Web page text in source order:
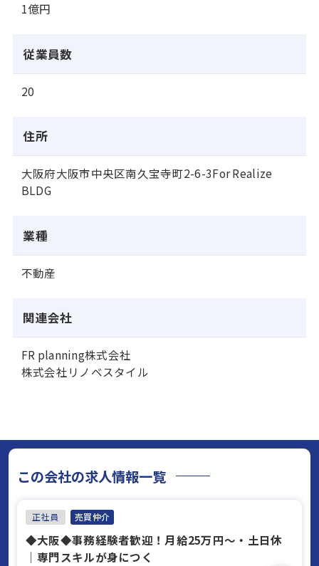
1億円
従業員数
20
住所
大阪府大阪市中央区南久宝寺町2-6-3For Realize
BLDG
業種
不動産
関連会社
FR planning株式会社
株式会社リノベスタイル
この会社の求人情報一覧
正社員 売買仲介
◆大阪◆事務経験者歓迎！月給25万円～・土日休
｜専門スキルが身につく